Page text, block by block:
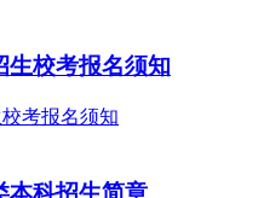
生校考报名须知
本科招生简章